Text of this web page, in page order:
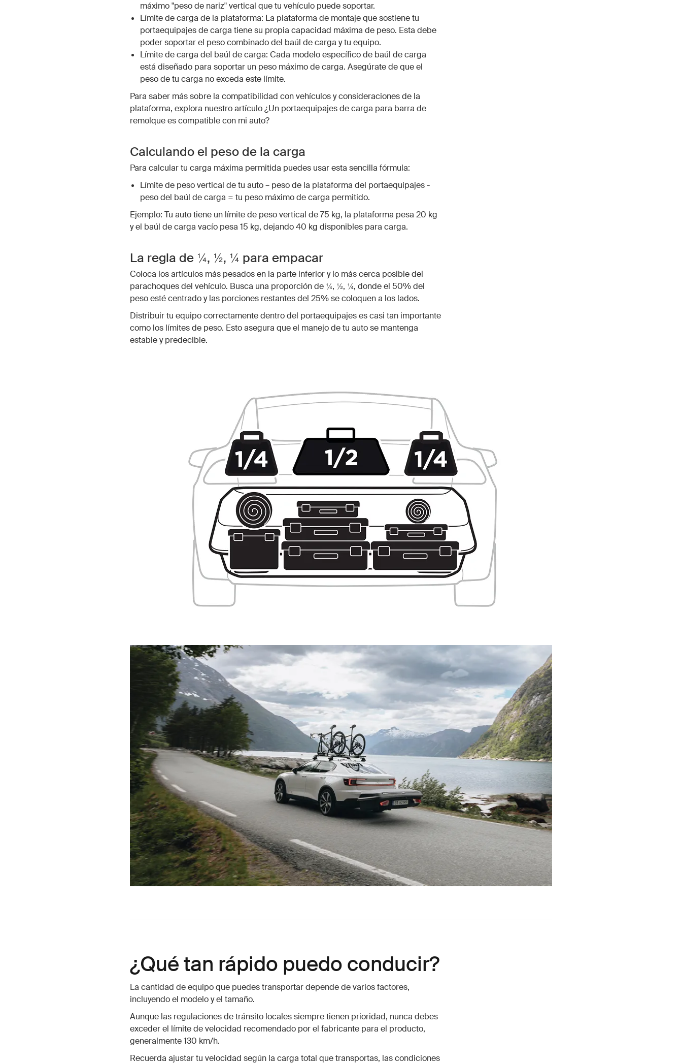
máximo "peso de nariz" vertical que tu vehículo puede soportar.
Límite de carga de la plataforma: La plataforma de montaje que sostiene tu
portaequipajes de carga tiene su propia capacidad máxima de peso. Esta debe
poder soportar el peso combinado del baúl de carga y tu equipo.
Límite de carga del baúl de carga: Cada modelo específico de baúl de carga
está diseñado para soportar un peso máximo de carga. Asegúrate de que el
peso de tu carga no exceda este límite.
Para saber más sobre la compatibilidad con vehículos y consideraciones de la
plataforma, explora nuestro artículo ¿Un portaequipajes de carga para barra de
remolque es compatible con mi auto?
Calculando el peso de la carga
Para calcular tu carga máxima permitida puedes usar esta sencilla fórmula:
Límite de peso vertical de tu auto – peso de la plataforma del portaequipajes -
peso del baúl de carga = tu peso máximo de carga permitido.
Ejemplo: Tu auto tiene un límite de peso vertical de 75 kg, la plataforma pesa 20 kg
y el baúl de carga vacío pesa 15 kg, dejando 40 kg disponibles para carga.
La regla de ¼, ½, ¼ para empacar
Coloca los artículos más pesados en la parte inferior y lo más cerca posible del
parachoques del vehículo. Busca una proporción de ¼, ½, ¼, donde el 50% del
peso esté centrado y las porciones restantes del 25% se coloquen a los lados.
Distribuir tu equipo correctamente dentro del portaequipajes es casi tan importante
como los límites de peso. Esto asegura que el manejo de tu auto se mantenga
estable y predecible.
¿Qué tan rápido puedo conducir?
La cantidad de equipo que puedes transportar depende de varios factores,
incluyendo el modelo y el tamaño.
Aunque las regulaciones de tránsito locales siempre tienen prioridad, nunca debes
exceder el límite de velocidad recomendado por el fabricante para el producto,
generalmente 130 km/h.
Recuerda ajustar tu velocidad según la carga total que transportas, las condiciones